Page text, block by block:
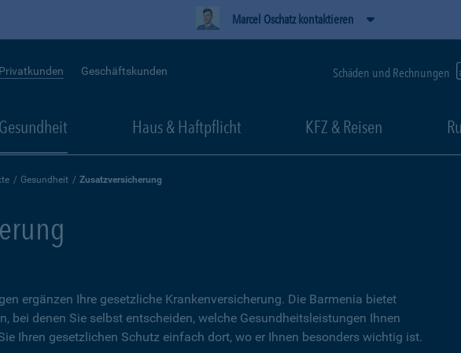
Marcel Oschatz kontaktieren
Privatkunden Geschäftskunden Schäden und Rechnungen
Gesundheit Haus & Haftpflicht KFZ & Reisen
Gesundheit Zusatzversicherung
ergänzen Ihre gesetzliche Kranken­versicherung. Die Barmenia bietet
bei denen Sie selbst entscheiden, welche Gesundheitsleistungen Ihnen
Ihren gesetzlichen Schutz einfach dort, wo er Ihnen besonders wichtig ist.